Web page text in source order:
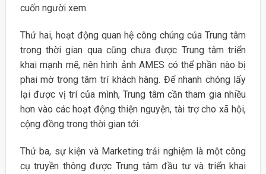
cuốn người xem.
Thứ hai, hoạt động quan hệ công chúng của Trung tâm
trong thời gian qua cũng chưa được Trung tâm triển
khai mạnh mẽ, nên hình ảnh AMES có thể phần nào bị
phai mờ trong tâm trí khách hàng. Để nhanh chóng lấy
lại được vị trí của mình, Trung tâm cần tham gia nhiều
hơn vào các hoạt động thiện nguyện, tài trợ cho xã hội,
cộng đồng trong thời gian tới.
Thứ ba, sự kiện và Marketing trải nghiệm là một công
cụ truyền thông được Trung tâm đầu tư và triển khai